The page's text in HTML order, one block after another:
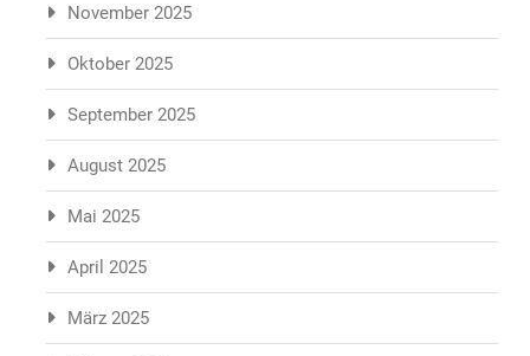
November 2025
Oktober 2025
September 2025
August 2025
Mai 2025
April 2025
März 2025